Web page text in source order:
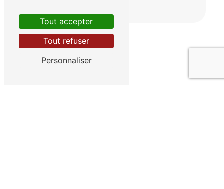
Tout accepter
Tout refuser
Personnaliser